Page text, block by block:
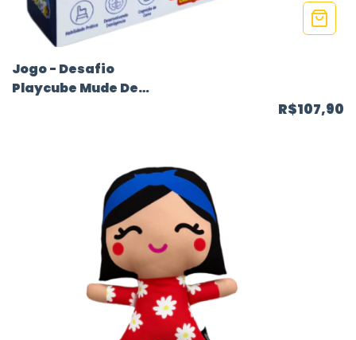
Jogo - Desafio
Playcube Mude De
R$107,90